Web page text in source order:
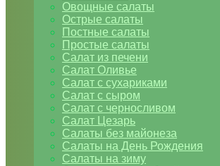
Овощные салаты
Острые салаты
Постные салаты
Простые салаты
Салат из печени
Салат Оливье
Салат с сухариками
Салат с сыром
Салат с черносливом
Салат Цезарь
Салаты без майонеза
Салаты на День Рождения
Салаты на зиму